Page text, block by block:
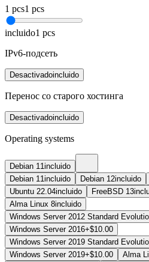
1 pcs1 pcs
incluido1 pcs
IPv6-подсеть
Desactivadoincluido
Перенос со старого хостинга
Desactivadoincluido
Operating systems
Debian 11incluido
Debian 11incluido Debian 12incluido
Ubuntu 22.04incluido FreeBSD 13
Alma Linux 8incluido
Windows Server 2012 Standard
Windows Server 2016+$10.00
Windows Server 2019 Standard
Windows Server 2019+$10.00 Alma